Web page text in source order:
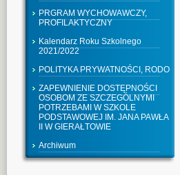
PRGRAM WYCHOWAWCZY,
PROFILAKTYCZNY
Kalendarz Roku Szkolnego
2021/2022
POLITYKA PRYWATNOŚCI, RODO
ZAPEWNIENIE DOSTĘPNOŚCI
OSOBOM ZE SZCZEGÓLNYMI
POTRZEBAMI W SZKOLE
PODSTAWOWEJ IM. JANA PAWŁA
II W GIERAŁTOWIE
Archiwum